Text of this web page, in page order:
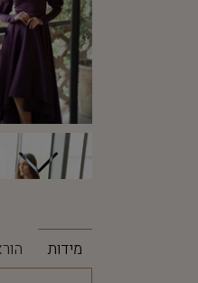
מידות